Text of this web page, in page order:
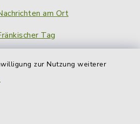
zur Nutzung weiterer
.
am Ort
Tag
Tagblatt